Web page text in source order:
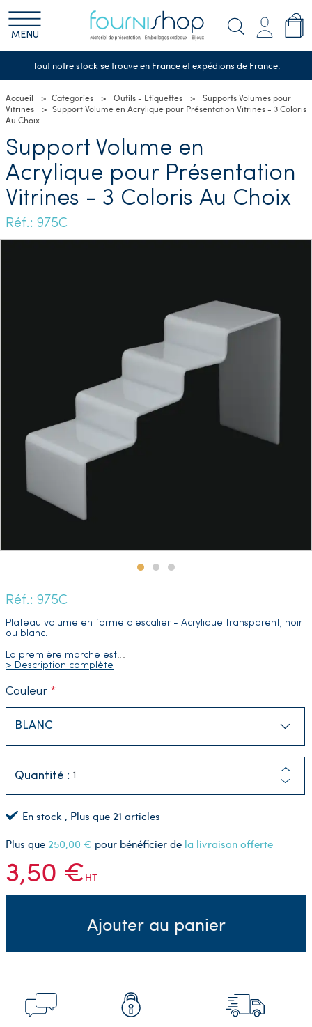
MENU
Tout notre stock se trouve en France et expédions de France.
Accueil Categories Outils - Etiquettes
Supports Volumes pour
Vitrines
Support Volume en Acrylique pour Présentation Vitrines - 3 Coloris
Au Choix
Support Volume en
Acrylique pour Présentation
Vitrines - 3 Coloris Au Choix
Réf.: 975C
Réf.: 975C
Plateau volume en forme d'escalier - Acrylique transparent, noir
ou blanc.
La première marche est…
> Description complète
Couleur
Quantité :
En stock , Plus que 21 articles
Plus que 250,00 € pour bénéficier de la livraison offerte
3,50 €HT
Ajouter au panier